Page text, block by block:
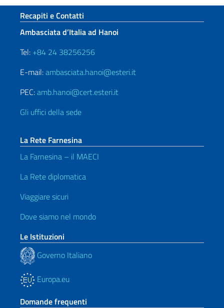
Sezione footer
Recapiti e Contatti
Ambasciata d’Italia ad Hanoi
Tel: +84 24 38256256
E-mail:ambasciata.hanoi@esteri.it
PEC:amb.hanoi@cert.esteri.it
Gli uffici della sede
La Rete Farnesina
La Farnesina – il MAECI
La Rete diplomatica
Viaggiare sicuri
Dove siamo nel mondo
Le Istituzioni
Governo Italiano
Europa.eu
Domande frequenti